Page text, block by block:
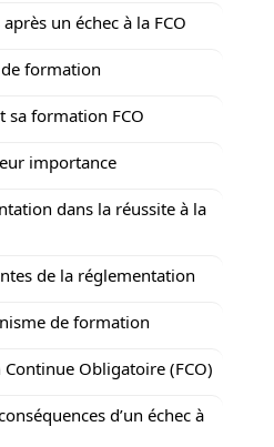
un échec à la FCO
formation
sa formation FCO
importance
dans la réussite à la
de la réglementation
de formation
Obligatoire (FCO)
d’un échec à